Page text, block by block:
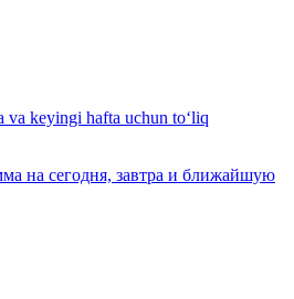
keyingi hafta uchun to‘liq
на сегодня, завтра и ближайшую